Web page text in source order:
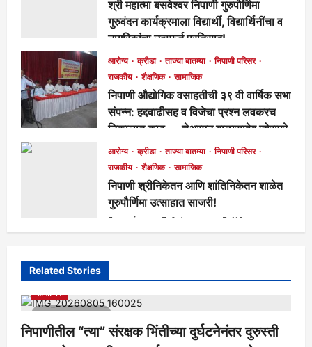
श्री महात्मा बसवेश्वर निपाणी गुरुपौर्णिमा
गुरुवंदन कार्यक्रमाला विद्यार्थी, विद्यार्थिनींचा व
नागरिकांचा उत्स्फूर्त प्रतिसाद!
मुख्य संपादक 4 days ago 116
आरोग्य क्रीडा ताज्या बातम्या
निपाणी परिसर
राजकीय
शैक्षणिक सामाजिक
निपाणी औद्योगिक वसाहतीची ३९ वी वार्षिक सभा
संपन्न: हद्दवाढीसह व विजेचा प्रश्न लवकरच
निकालात काढू — चेअरमन बाळासाहेब जोरापुरे
मुख्य संपादक 4 days ago 167
आरोग्य क्रीडा ताज्या बातम्या
निपाणी परिसर
राजकीय
शैक्षणिक सामाजिक
निपाणी श्रीनिकेतन आणि शांतिनिकेतन शाळेत
गुरुपौर्णिमा उत्साहात साजरी!
मुख्य संपादक 6 days ago 116
Related Stories
1 minute read
आरोग्य क्रीडा ताज्या बातम्या
निपाणीतील “त्या” संरक्षक भिंतीच्या दुर्घटनेनंतर दुरुस्ती